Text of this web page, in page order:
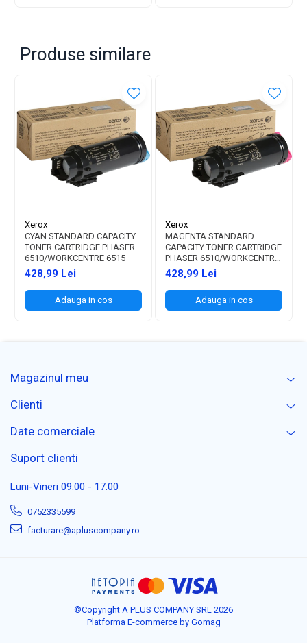
Produse similare
Xerox
CYAN STANDARD CAPACITY
TONER CARTRIDGE PHASER
6510/WORKCENTRE 6515
428,99 Lei
Adauga in cos
Xerox
MAGENTA STANDARD
CAPACITY TONER CARTRIDGE
PHASER 6510/WORKCENTRE
6515
428,99 Lei
Adauga in cos
Magazinul meu
Clienti
Date comerciale
Suport clienti
Luni-Vineri 09:00 - 17:00
0752335599
facturare@apluscompany.ro
©Copyright A PLUS COMPANY SRL 2026
Platforma E-commerce by Gomag